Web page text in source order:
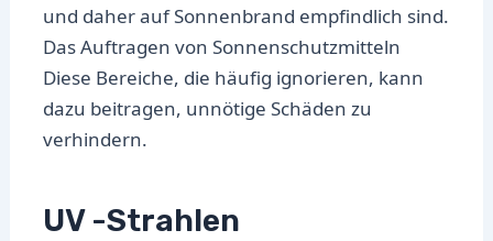
und daher auf Sonnenbrand empfindlich sind.
Das Auftragen von Sonnenschutzmitteln
Diese Bereiche, die häufig ignorieren, kann
dazu beitragen, unnötige Schäden zu
verhindern.
UV -Strahlen